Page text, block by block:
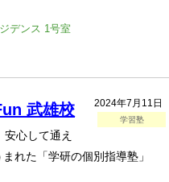
デンス 1号室
2024年7月11日
学習塾
武雄校
心して通え
れた「学研の個別指導塾」